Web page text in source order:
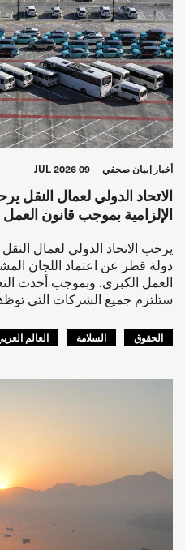
أخبار بيان صحفي 09 JUL 2026
الاتحاد الدولي لعمال النقل
الإلزامية بموجب قانون
دولة قطر عن اعتماد اللجان
العمل الكبرى. وبموجب أحدث
ستلتزم جميع الشركات التي
الحقوق السلامة العالم